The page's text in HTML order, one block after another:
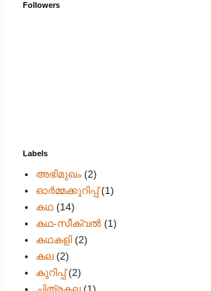
Followers
Labels
അഭിമുഖം (2)
ഓർമ്മക്കുറിപ്പ് (1)
കഥ (14)
കഥ-സീക്വല്‍ (1)
കഥകളി (2)
കല (2)
കുറിപ്പ് (2)
ചിത്രകല (1)